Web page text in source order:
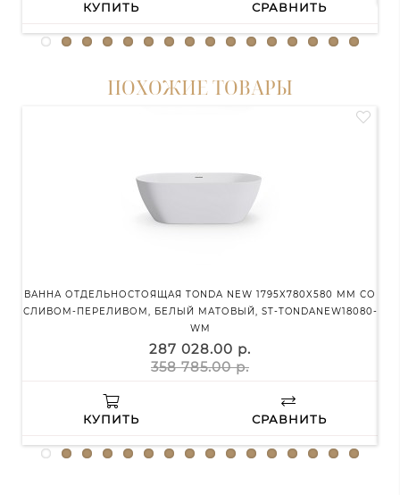
КУПИТЬ СРАВНИТЬ
ПОХОЖИЕ ТОВАРЫ
ВАННА ОТДЕЛЬНОСТОЯЩАЯ TONDA NEW 1795X780X580 ММ СО
СЛИВОМ-ПЕРЕЛИВОМ, БЕЛЫЙ МАТОВЫЙ, ST-TONDANEW18080-
WM
287 028.00 р.
358 785.00 р.
КУПИТЬ СРАВНИТЬ